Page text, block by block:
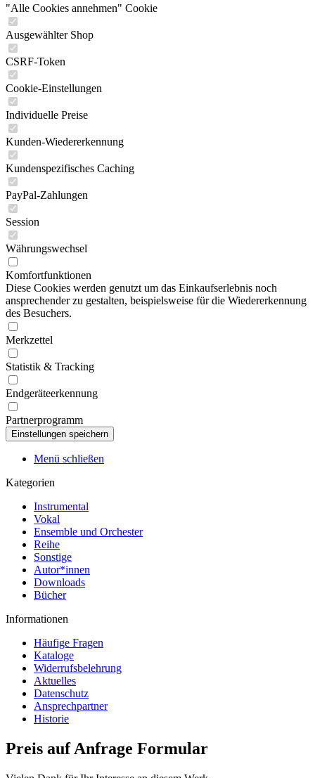
"Alle Cookies annehmen" Cookie
Ausgewählter Shop
CSRF-Token
Cookie-Einstellungen
Individuelle Preise
Kunden-Wiedererkennung
Kundenspezifisches Caching
PayPal-Zahlungen
Session
Währungswechsel
Komfortfunktionen
Diese Cookies werden genutzt um das Einkaufserlebnis noch
ansprechender zu gestalten, beispielsweise für die Wiedererkennung
des Besuchers.
Merkzettel
Statistik & Tracking
Endgeräteerkennung
Partnerprogramm
Menü schließen
Kategorien
Instrumental
Vokal
Ensemble und Orchester
Reihe
Sonstige
Autor*innen
Downloads
Bücher
Informationen
Häufige Fragen
Kataloge
Widerrufsbelehrung
Aktuelles
Datenschutz
Ansprechpartner
Historie
Preis auf Anfrage Formular